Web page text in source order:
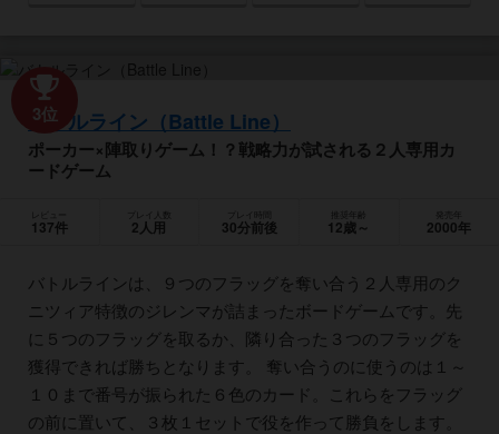
3位
バトルライン（Battle Line）
ポーカー×陣取りゲーム！？戦略力が試される２人専用カ
ードゲーム
137件
プレイ人数
2人用 30分前後
推奨年齢
12歳～ 2000年
バトルラインは、９つのフラッグを奪い合う２人専用のク
ニツィア特徴のジレンマが詰まったボードゲームです。先
に５つのフラッグを取るか、隣り合った３つのフラッグを
獲得できれば勝ちとなります。 奪い合うのに使うのは１～
１０まで番号が振られた６色のカード。これらをフラッグ
の前に置いて、３枚１セットで役を作って勝負をします。